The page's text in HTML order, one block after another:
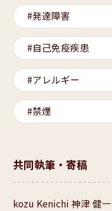
発達障害
自己免疫疾患
アレルギー
禁煙
共同執筆・寄稿
kozu Kenichi 神津 健一